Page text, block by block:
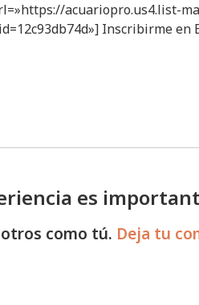
acuariopro.us4.list-
Inscribirme
es
como tú. Deja tu